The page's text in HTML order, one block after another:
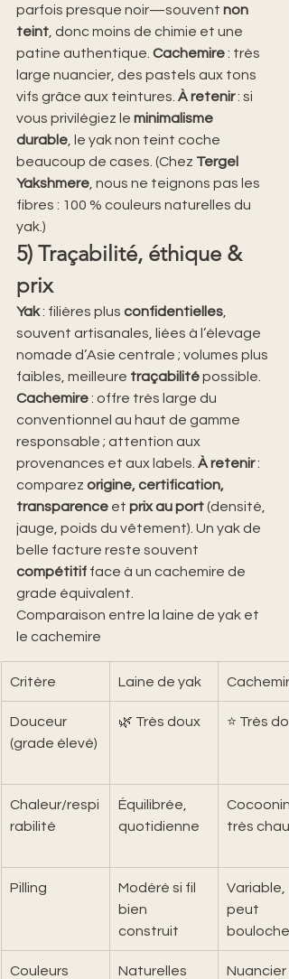
parfois presque noir—souvent non
teint , donc moins de chimie et une
patine authentique. Cachemire : très
large nuancier, des pastels aux tons
vifs grâce aux teintures. À retenir : si
vous privilégiez le minimalisme
durable , le yak non teint coche
beaucoup de cases. (Chez Tergel
Yakshmere , nous ne teignons pas les
fibres : 100 % couleurs naturelles du
yak.)
5) Traçabilité, éthique &
prix
Yak : filières plus confidentielles
souvent artisanales, liées à l’élevage
nomade d’Asie centrale ; volumes plus
faibles, meilleure traçabilité possible.
Cachemire : offre très large du
conventionnel au haut de gamme
responsable ; attention aux
provenances et aux labels. À retenir :
comparez origine, certification,
transparence et prix au port (densité,
jauge, poids du vêtement). Un yak de
belle facture reste souvent
compétitif face à un cachemire de
grade équivalent.
Comparaison entre la laine de yak et
le cachemire
Critère Laine de yak
Douceur
(grade élevé)
🌿 Très doux ⭐ Très
Chaleur/respi
rabilité
Équilibrée,
quotidienne
très
Pilling
Modéré si fil
bien
construit
Variable,
peut
Couleurs
Naturelles
Nuancier